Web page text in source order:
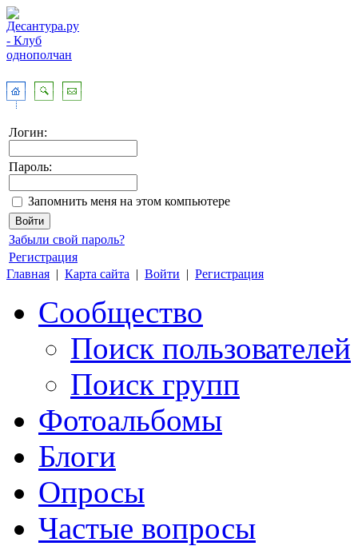
Логин:
Пароль:
Запомнить меня на этом компьютере
Забыли свой пароль?
Регистрация
Главная | Карта сайта | Войти | Регистрация
Сообщество
Поиск пользователей
Поиск групп
Фотоальбомы
Блоги
Опросы
Частые вопросы